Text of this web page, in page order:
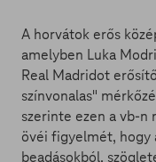
A horvátok erős
amelyben Luka
Real Madridot
színvonalas"
szerinte ezen a vb-n
övéi figyelmét, hogy
beadásokból,